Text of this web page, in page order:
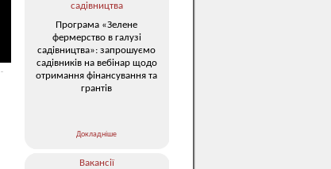
садівництва
Програма «Зелене
фермерство в галузі
садівництва»: запрошуємо
садівників на вебінар щодо
отримання фінансування та
грантів
Докладніше
Вакансії